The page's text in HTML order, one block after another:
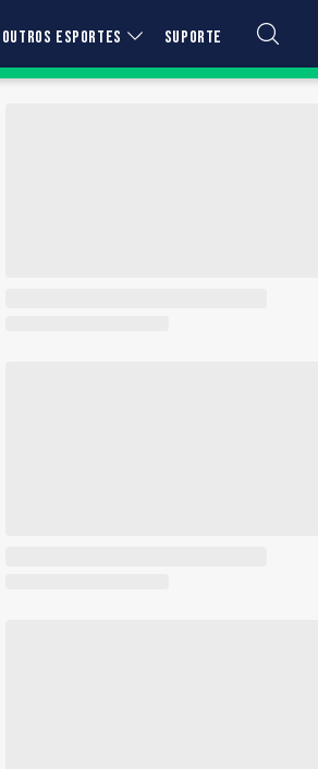
OUTROS ESPORTES SUPORTE